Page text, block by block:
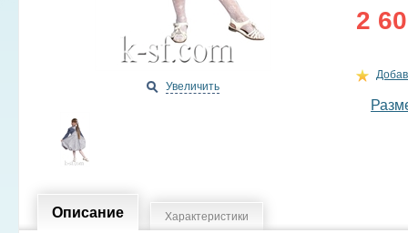
Увеличить
2
Описание Характеристики